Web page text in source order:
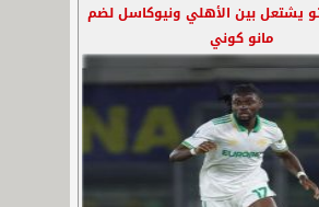
يشتعل بين الأهلي ونيوكاسل لضم
مانو كوني